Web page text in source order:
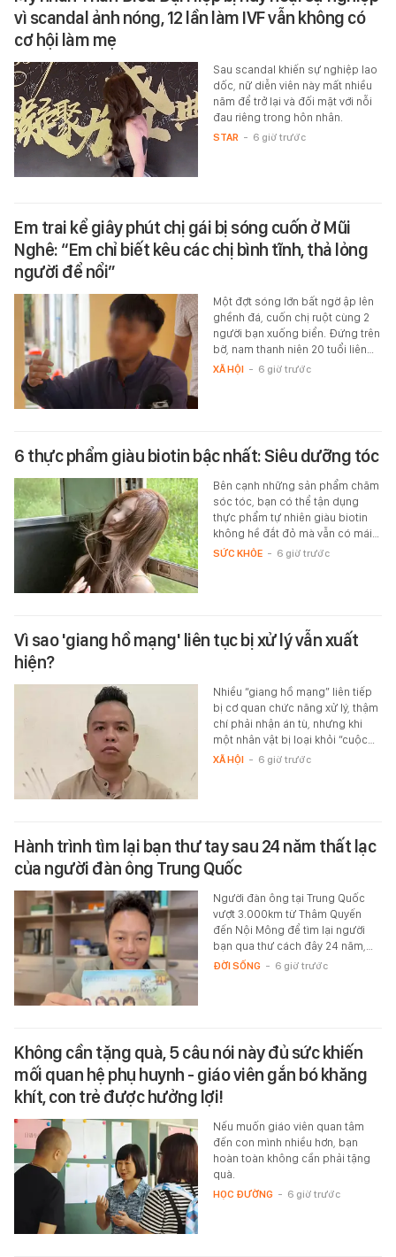
vì scandal ảnh nóng, 12 lần làm IVF vẫn không có
cơ hội làm mẹ
Sau scandal khiến sự nghiệp lao
dốc, nữ diễn viên này mất nhiều
năm để trở lại và đối mặt với nỗi
đau riêng trong hôn nhân.
STAR - 6 giờ trước
Em trai kể giây phút chị gái bị sóng cuốn ở Mũi
Nghê: “Em chỉ biết kêu các chị bình tĩnh, thả lỏng
người để nổi”
Một đợt sóng lớn bất ngờ ập lên
ghềnh đá, cuốn chị ruột cùng 2
người bạn xuống biển. Đứng trên
bờ, nam thanh niên 20 tuổi liên…
XÃ HỘI - 6 giờ trước
6 thực phẩm giàu biotin bậc nhất: Siêu dưỡng tóc
Bên cạnh những sản phẩm chăm
sóc tóc, bạn có thể tận dụng
thực phẩm tự nhiên giàu biotin
không hề đắt đỏ mà vẫn có mái…
SỨC KHỎE - 6 giờ trước
Vì sao 'giang hồ mạng' liên tục bị xử lý vẫn xuất
hiện?
Nhiều “giang hồ mạng” liên tiếp
bị cơ quan chức năng xử lý, thậm
chí phải nhận án tù, nhưng khi
một nhân vật bị loại khỏi “cuộc…
XÃ HỘI - 6 giờ trước
Hành trình tìm lại bạn thư tay sau 24 năm thất lạc
của người đàn ông Trung Quốc
Người đàn ông tại Trung Quốc
vượt 3.000km từ Thâm Quyến
đến Nội Mông để tìm lại người
bạn qua thư cách đây 24 năm,…
ĐỜI SỐNG - 6 giờ trước
Không cần tặng quà, 5 câu nói này đủ sức khiến
mối quan hệ phụ huynh - giáo viên gắn bó khăng
khít, con trẻ được hưởng lợi!
Nếu muốn giáo viên quan tâm
đến con mình nhiều hơn, bạn
hoàn toàn không cần phải tặng
quà.
HỌC ĐƯỜNG - 6 giờ trước